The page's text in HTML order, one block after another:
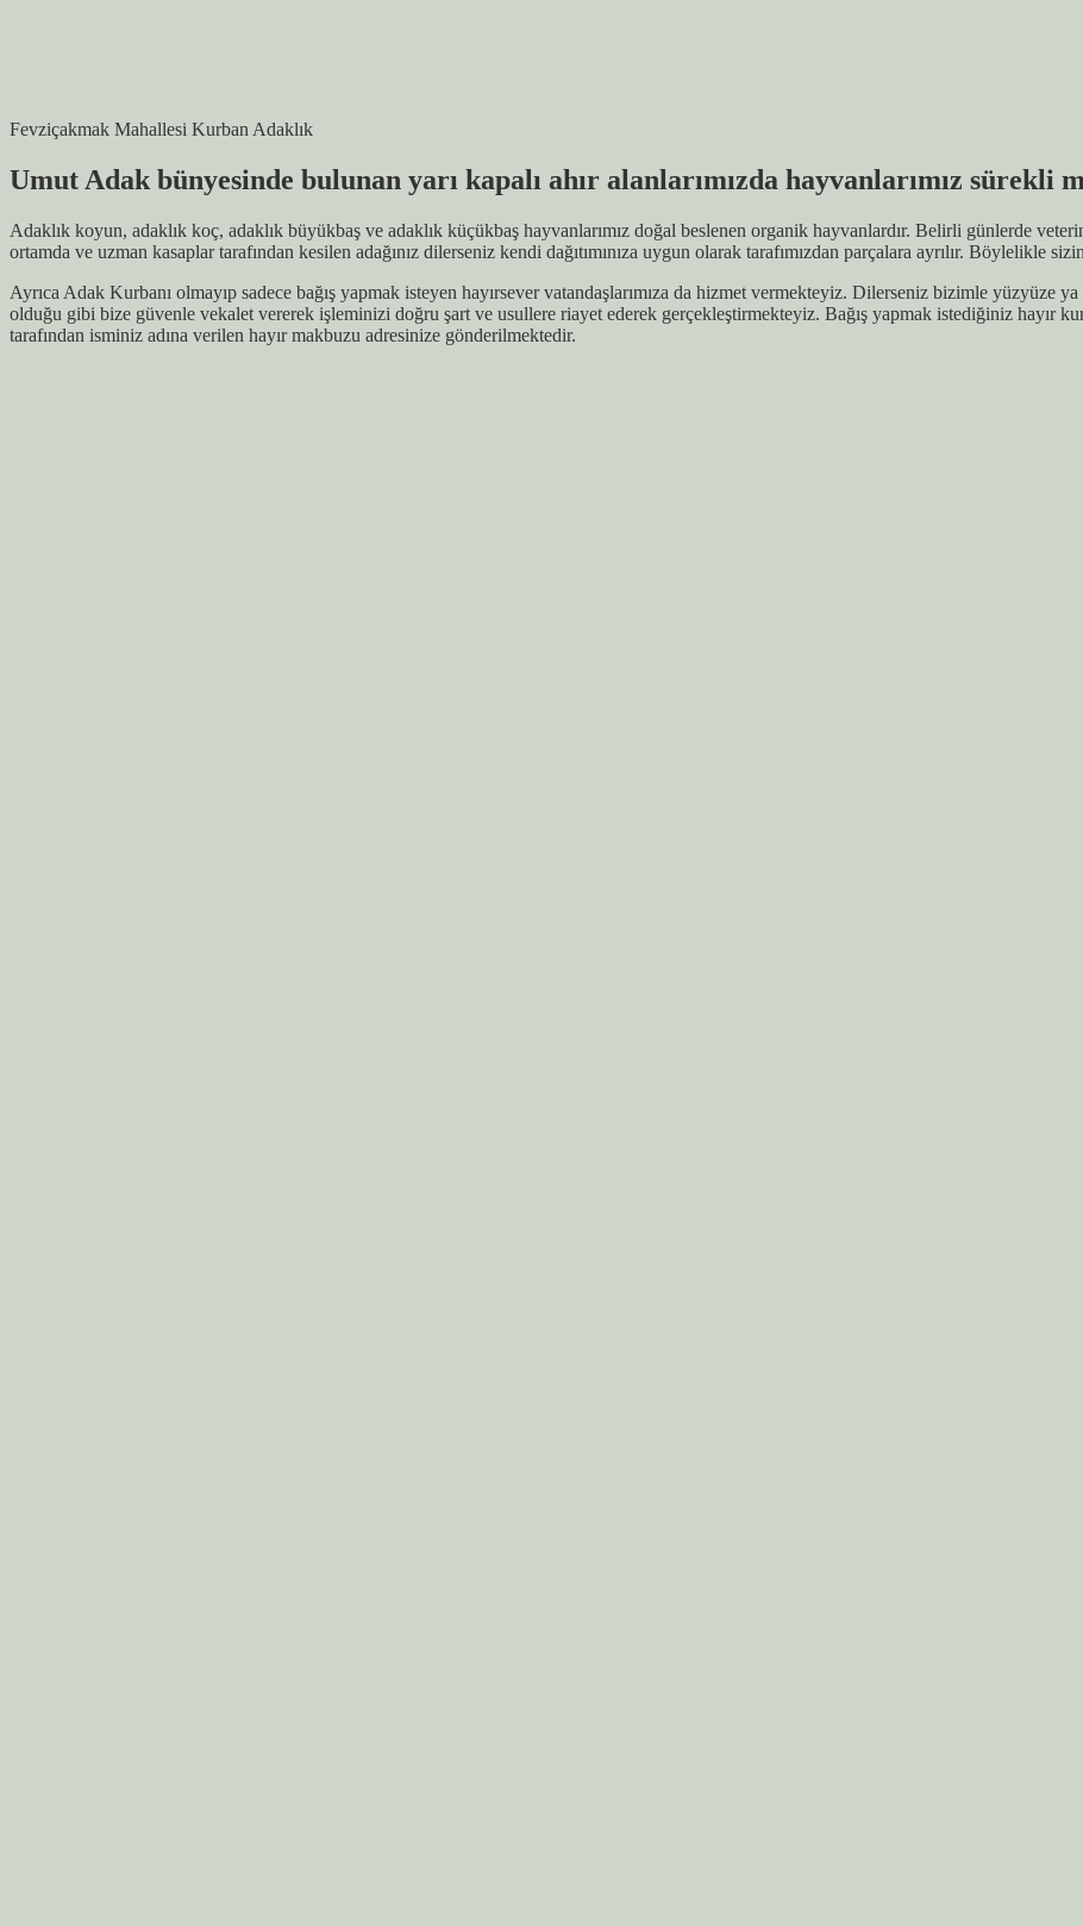
Fevziçakmak Mahallesi Kurban Adaklık
Umut Adak bünyesinde bulunan yarı kapalı ahır alanlarımızda hayvanlarımız sürekli
Adaklık koyun, adaklık koç, adaklık büyükbaş ve adaklık küçükbaş hayvanlarımız doğal beslenen organik hayvanlardır. Belirli günlerde
ortamda ve uzman kasaplar tarafından kesilen adağınız dilerseniz kendi dağıtımınıza uygun olarak tarafımızdan parçalara ayrılır. Böylelikle
Ayrıca Adak Kurbanı olmayıp sadece bağış yapmak isteyen hayırsever vatandaşlarımıza da hizmet vermekteyiz. Dilerseniz bizimle yüzyüze
olduğu gibi bize güvenle vekalet vererek işleminizi doğru şart ve usullere riayet ederek gerçekleştirmekteyiz. Bağış yapmak istediğiniz hayır
tarafından isminiz adına verilen hayır makbuzu adresinize gönderilmektedir.